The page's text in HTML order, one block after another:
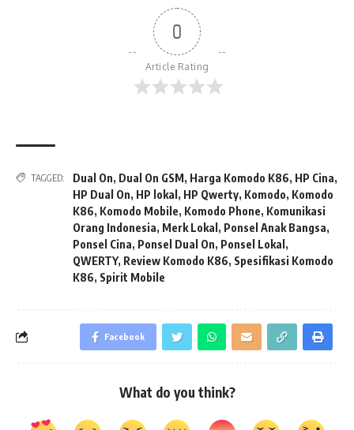
0
Article Rating
TAGGED: Dual On, Dual On GSM, Harga Komodo K86, HP Cina,
HP Dual On, HP lokal , HP Qwerty, Komodo, Komodo
K86, Komodo Mobile, Komodo Phone, Komunikasi
Orang Indonesia, Merk Lokal , Ponsel Anak Bangsa,
Ponsel Cina, Ponsel Dual On, Ponsel Lokal ,
QWERTY, Review Komodo K86, Spesifikasi Komodo
K86, Spirit Mobile
Facebook
What do you think?